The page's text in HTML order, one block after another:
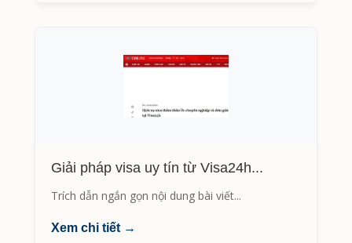
Giải pháp visa uy tín từ Visa24h...
Trích dẫn ngắn gọn nội dung bài viết...
Xem chi tiết →